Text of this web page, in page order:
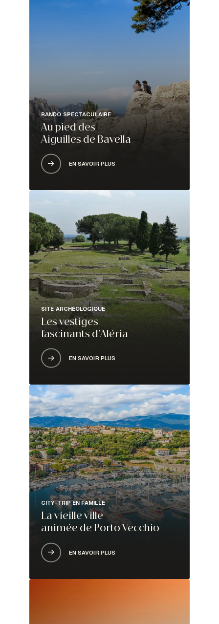
RANDO SPECTACULAIRE
Au pied des
Aiguilles de Bavella
EN SAVOIR PLUS
SITE ARCHÉOLOGIQUE
Les vestiges
fascinants d’Aléria
EN SAVOIR PLUS
CITY-TRIP EN FAMILLE
La vieille ville
animée de Porto Vecchio
EN SAVOIR PLUS